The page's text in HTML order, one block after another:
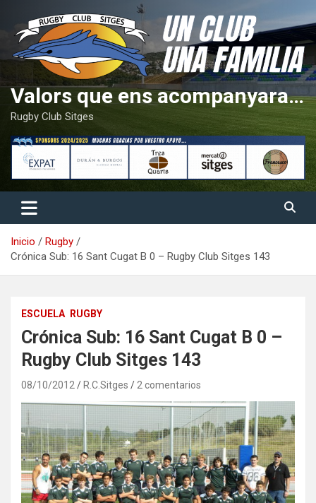
contenido
Valors que ens acompanyaran tota la vida
Rugby Club Sitges
Inicio
Rugby
Crónica Sub: 16 Sant Cugat B 0 – Rugby Club Sitges 143
ESCUELA RUGBY
Crónica Sub: 16 Sant Cugat B 0 –
Rugby Club Sitges 143
08/10/2012 R.C.Sitges 2 comentarios